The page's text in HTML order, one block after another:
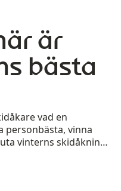
är
bästa
vad en
personbästa, vinna
vinterns skidåkning